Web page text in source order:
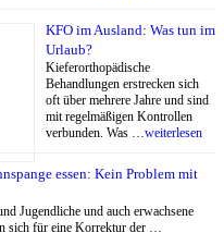
KFO im Ausland: Was tun im
Urlaub?
Kieferorthopädische
Behandlungen erstrecken sich
oft über mehrere Jahre und sind
mit regelmäßigen Kontrollen
verbunden. Was …weiterlesen
essen: Kein Problem mit
Jugendliche und auch erwachsene
sich für eine Korrektur der …